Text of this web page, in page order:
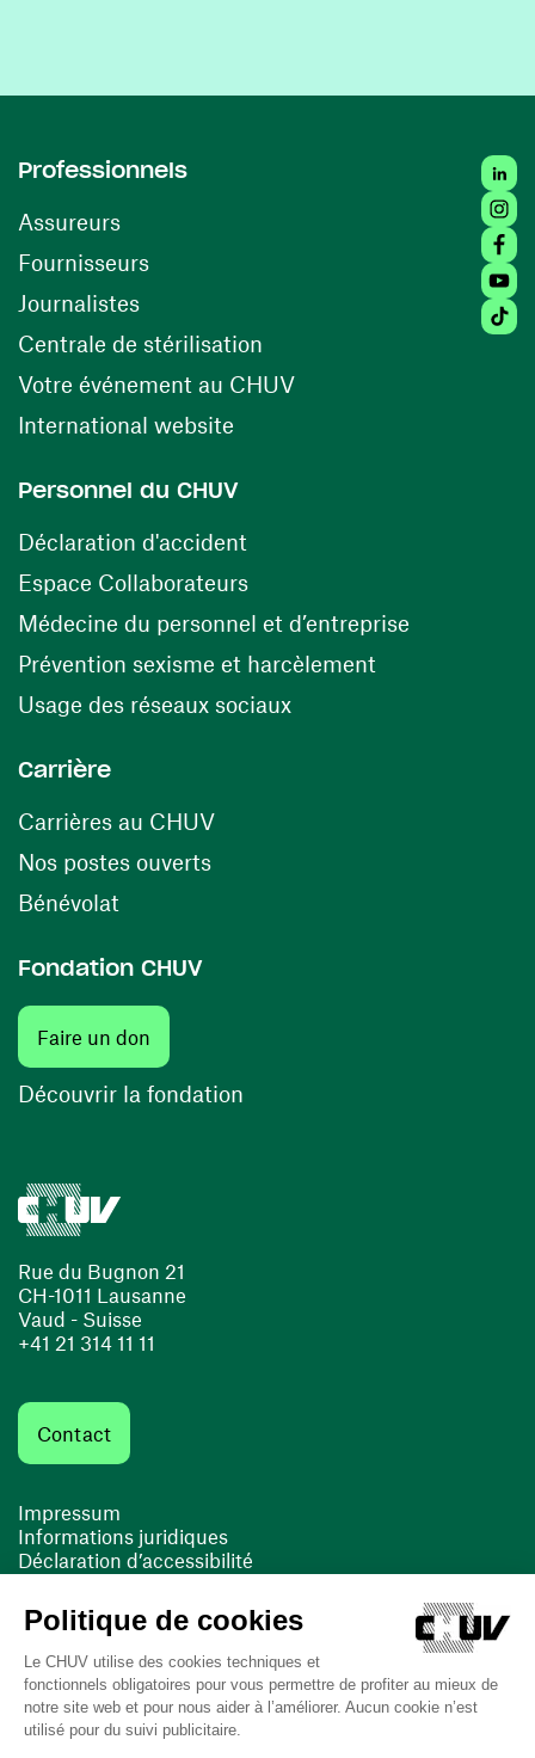
Rue du Bugnon 21
CH-1011 Lausanne
Vaud - Suisse
+41 21 314 11 11
Contact
Impressum
Informations juridiques
Déclaration d’accessibilité
Cookies
(opens in a new window)
Professionnels
Assureurs
Fournisseurs(opens in a new window)
Journalistes
Centrale de stérilisation (opens in a new window)
Votre événement au CHUV(opens in a new
International website
Personnel du CHUV
Déclaration d'accident
Espace Collaborateurs(opens in a new window)
Médecine du personnel et d’entreprise
Prévention sexisme et harcèlement
Usage des réseaux sociaux(opens in a new
Carrière
Carrières au CHUV(opens in a new window)
Nos postes ouverts(opens in a new window)
Bénévolat
Fondation CHUV
Faire un don
Découvrir la fondation